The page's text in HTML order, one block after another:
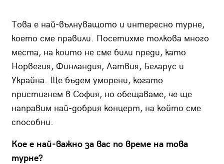
Това е най-вълнуващото и интересно турне,
което сме правили. Посетихме толкова много
места, на които не сме били преди, като
Норвегия, Финландия, Латвия, Беларус и
Украйна. Ще бъдем уморени, когато
пристигнем в София, но обещаваме, че ще
направим най-добрия концерт, на който сме
способни.
Кое е най-важно за вас по време на това
турне?